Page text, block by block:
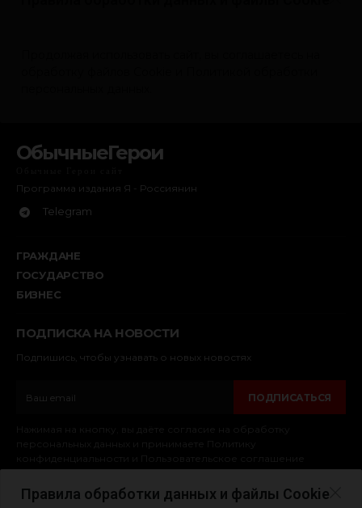
Правила обработки данных и файлы Cookie
ОбычныеГерои
Программа издания Я - Россиянин
Telegram
ГРАЖДАНЕ
ГОСУДАРСТВО
БИЗНЕС
ПОДПИСКА НА НОВОСТИ
Подпишись, чтобы узнавать о новых новостях
ПОДПИСАТЬСЯ
© 2025. Обычные Герои